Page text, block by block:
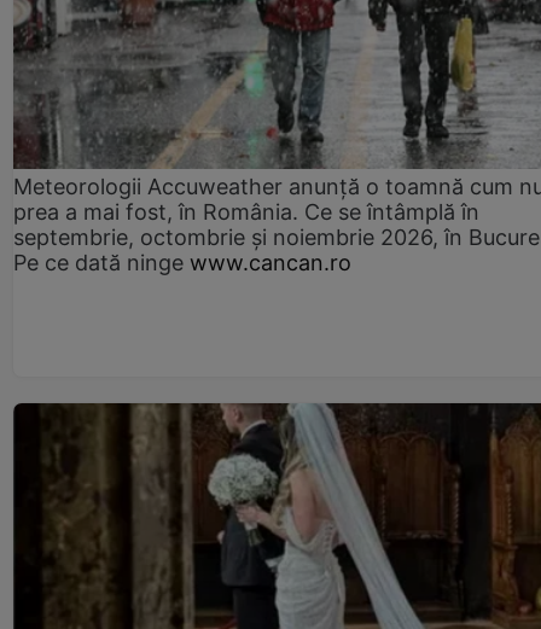
Meteorologii Accuweather anunță o toamnă cum
prea a mai fost, în România. Ce se întâmplă în
septembrie, octombrie și noiembrie 2026, în
Pe ce dată ninge www.cancan.ro